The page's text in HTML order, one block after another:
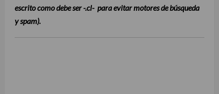
escrito como debe ser -.cl- para evitar motores de búsqueda
y spam).